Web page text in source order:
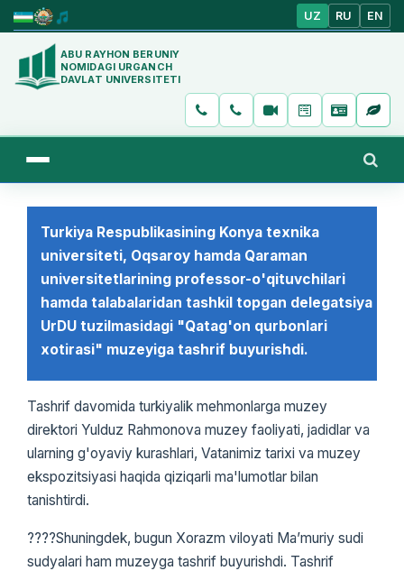
UZ RU EN
ABU RAYHON BERUNIY
NOMIDAGI URGANCH
DAVLAT UNIVERSITETI
Turkiya Respublikasining Konya texnika
universiteti, Oqsaroy hamda Qaraman
universitetlarining professor-o'qituvchilari
hamda talabalaridan tashkil topgan delegatsiya
UrDU tuzilmasidagi "Qatag'on qurbonlari
xotirasi" muzeyiga tashrif buyurishdi.
Tashrif davomida turkiyalik mehmonlarga muzey
direktori Yulduz Rahmonova muzey faoliyati, jadidlar va
ularning g'oyaviy kurashlari, Vatanimiz tarixi va muzey
ekspozitsiyasi haqida qiziqarli ma'lumotlar bilan
tanishtirdi.
????Shuningdek, bugun Xorazm viloyati Ma’muriy sudi
sudyalari ham muzeyga tashrif buyurishdi. Tashrif